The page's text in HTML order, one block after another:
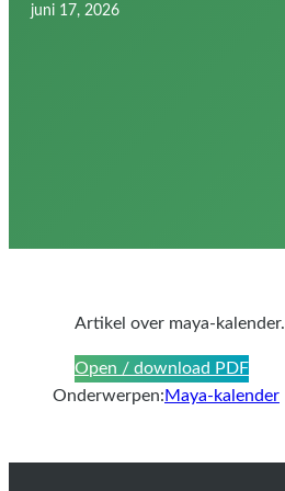
juni 17, 2026
Artikel over maya-kalender.
Open / download PDF
Onderwerpen:Maya-kalender